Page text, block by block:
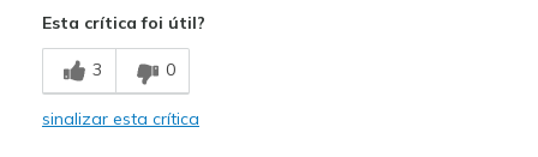
Comfortable
Stylish
Esta crítica foi útil?
3 0
sinalizar esta crítica